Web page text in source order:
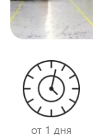
от 1 дня